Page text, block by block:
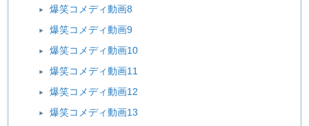
爆笑コメディ動画8
爆笑コメディ動画9
爆笑コメディ動画10
爆笑コメディ動画11
爆笑コメディ動画12
爆笑コメディ動画13